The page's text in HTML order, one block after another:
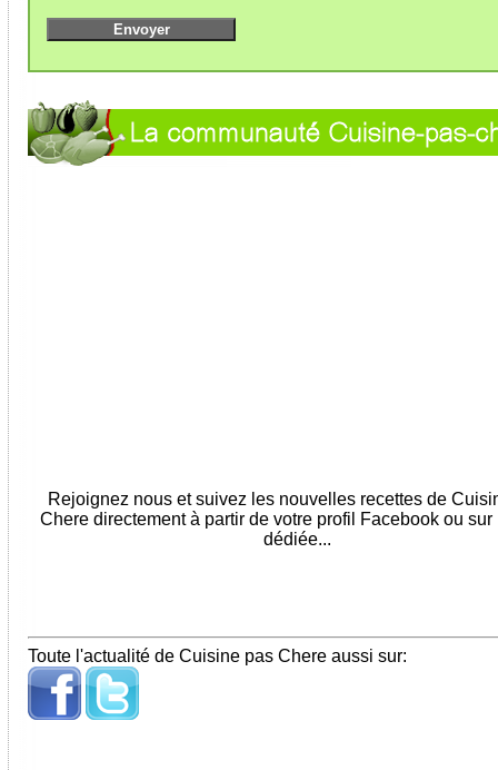
Rejoignez nous et suivez les nouvelles recettes de
Chere directement à partir de votre profil Facebook ou sur
dédiée...
Toute l'actualité de Cuisine pas Chere aussi sur: